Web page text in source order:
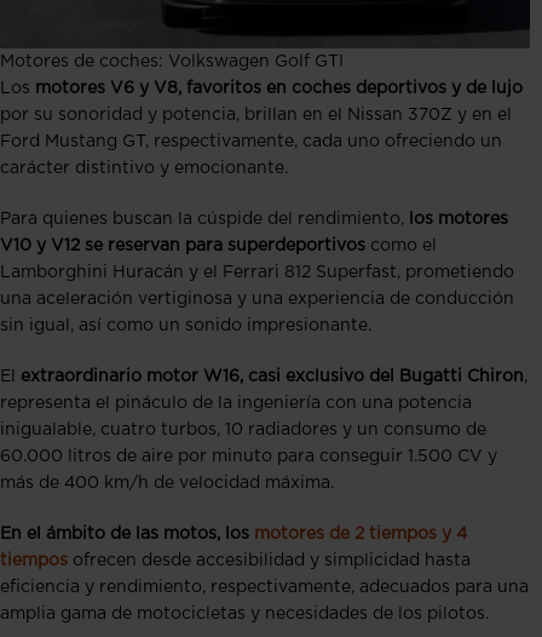
Motores de coches: Volkswagen Golf GTI
Los motores V6 y V8, favoritos en coches deportivos y de lujo
por su sonoridad y potencia, brillan en el Nissan 370Z y en el
Ford Mustang GT, respectivamente, cada uno ofreciendo un
carácter distintivo y emocionante.
Para quienes buscan la cúspide del rendimiento,
los motores
V10 y V12 se reservan para superdeportivos como el
Lamborghini Huracán y el Ferrari 812 Superfast, prometiendo
una aceleración vertiginosa y una experiencia de conducción
sin igual, así como un sonido impresionante.
El extraordinario motor W16, casi exclusivo del Bugatti Chiron,
representa el pináculo de la ingeniería con una potencia
inigualable, cuatro turbos, 10 radiadores y un consumo de
60.000 litros de aire por minuto para conseguir 1.500 CV y
más de 400 km/h de velocidad máxima.
En el ámbito de las motos, los motores de 2 tiempos y 4
tiempos ofrecen desde accesibilidad y simplicidad hasta
eficiencia y rendimiento, respectivamente, adecuados para una
amplia gama de motocicletas y necesidades de los pilotos.